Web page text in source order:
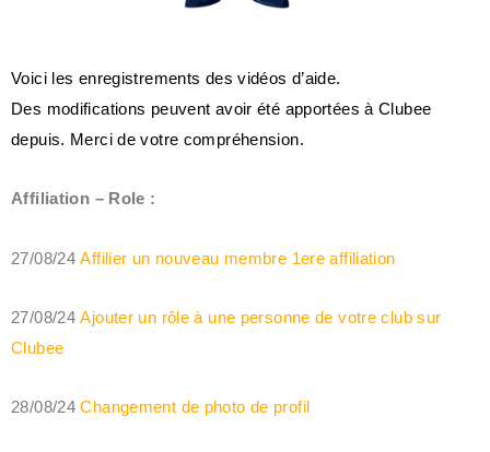
Voici les enregistrements des vidéos d’aide.
Des modifications peuvent avoir été apportées à Clubee
depuis. Merci de votre compréhension.
Affiliation – Role :
27/08/24Affilier un nouveau membre 1ere affiliation
27/08/24Ajouter un rôle à une personne de votre club sur
Clubee
28/08/24Changement de photo de profil